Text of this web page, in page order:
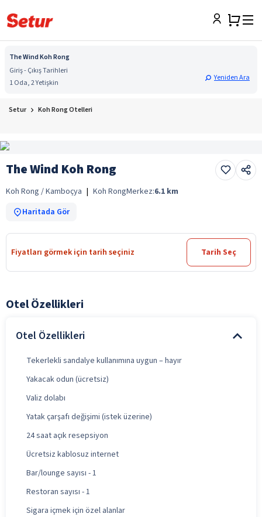
The Wind Koh Rong
Giriş - Çıkış Tarihleri
1 Oda, 2 Yetişkin
Yeniden Ara
Setur Koh Rong Otelleri
The Wind Koh Rong
Koh Rong / Kamboçya | Koh RongMerkez:6.1 km
Haritada Gör
Fiyatları görmek için tarih seçiniz Tarih Seç
Otel Özellikleri
Otel Özellikleri
Tekerlekli sandalye kullanımına uygun – hayır
Yakacak odun (ücretsiz)
Valiz dolabı
Yatak çarşafı değişimi (istek üzerine)
24 saat açık resepsiyon
Ücretsiz kablosuz internet
Bar/lounge sayısı - 1
Restoran sayısı - 1
Sigara içmek için özel alanlar